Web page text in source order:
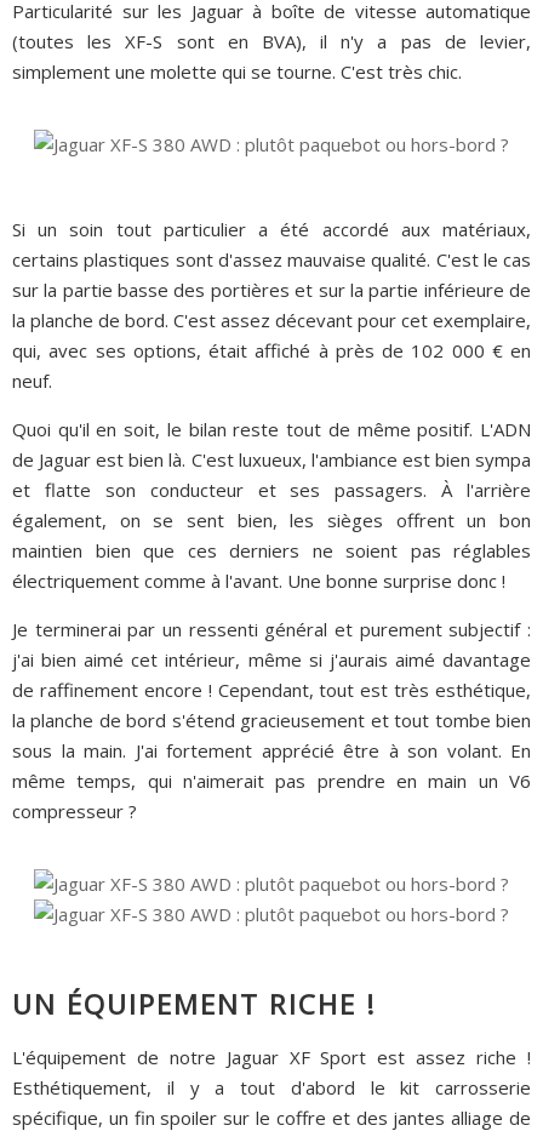
Particularité sur les Jaguar à boîte de vitesse automatique
(toutes les XF-S sont en BVA), il n'y a pas de levier,
simplement une molette qui se tourne. C'est très chic.
Si un soin tout particulier a été accordé aux matériaux,
certains plastiques sont d'assez mauvaise qualité. C'est le cas
sur la partie basse des portières et sur la partie inférieure de
la planche de bord. C'est assez décevant pour cet exemplaire,
qui, avec ses options, était affiché à près de 102 000 € en
neuf.
Quoi qu'il en soit, le bilan reste tout de même positif. L'ADN
de Jaguar est bien là. C'est luxueux, l'ambiance est bien sympa
et flatte son conducteur et ses passagers. À l'arrière
également, on se sent bien, les sièges offrent un bon
maintien bien que ces derniers ne soient pas réglables
électriquement comme à l'avant. Une bonne surprise donc !
Je terminerai par un ressenti général et purement subjectif :
j'ai bien aimé cet intérieur, même si j'aurais aimé davantage
de raffinement encore ! Cependant, tout est très esthétique,
la planche de bord s'étend gracieusement et tout tombe bien
sous la main. J'ai fortement apprécié être à son volant. En
même temps, qui n'aimerait pas prendre en main un V6
compresseur ?
UN ÉQUIPEMENT RICHE !
L'équipement de notre Jaguar XF Sport est assez riche !
Esthétiquement, il y a tout d'abord le kit carrosserie
spécifique, un fin spoiler sur le coffre et des jantes alliage de